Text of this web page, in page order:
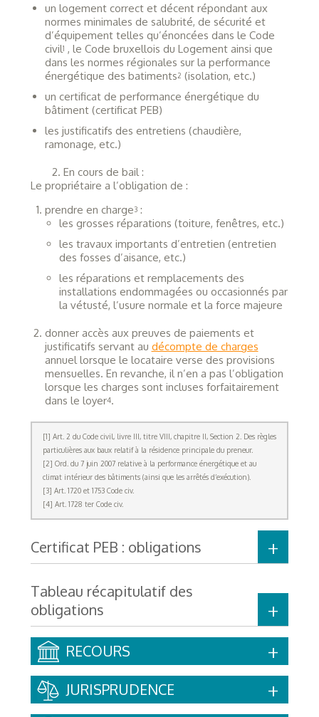
un logement correct et décent répondant aux
normes minimales de salubrité, de sécurité et
d’équipement telles qu’énoncées dans le Code
civil1 , le Code bruxellois du Logement ainsi que
dans les normes régionales sur la performance
énergétique des batiments2 (isolation, etc.)
un certificat de performance énergétique du
bâtiment (certificat PEB)
les justificatifs des entretiens (chaudière,
ramonage, etc.)
2. En cours de bail :
Le propriétaire a l’obligation de :
prendre en charge3:
les grosses réparations (toiture, fenêtres, etc.)
les travaux importants d’entretien (entretien
des fosses d’aisance, etc.)
les réparations et remplacements des
installations endommagées ou occasionnés par
la vétusté, l’usure normale et la force majeure
donner accès aux preuves de paiements et
justificatifs servant au décompte de charges
annuel lorsque le locataire verse des provisions
mensuelles. En revanche, il n’en a pas l’obligation
lorsque les charges sont incluses forfaitairement
dans le loyer4.
[1] Art. 2 du Code civil, livre III, titre VIII, chapitre II, Section 2. Des règles
particulières aux baux relatif à la résidence principale du preneur.
[2] Ord. du 7 juin 2007 relative à la performance énergétique et au
climat intérieur des bâtiments (ainsi que les arrêtés d’exécution).
[3] Art. 1720 et 1753 Code civ.
[4] Art. 1728 ter Code civ.
Certificat PEB : obligations
Tableau récapitulatif des
obligations
RECOURS
JURISPRUDENCE